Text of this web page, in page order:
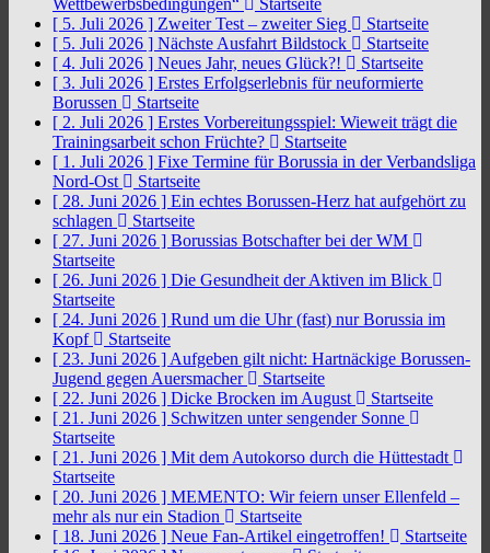
Wettbewerbsbedingungen“
Startseite
[ 5. Juli 2026 ] Zweiter Test – zweiter Sieg
Startseite
[ 5. Juli 2026 ] Nächste Ausfahrt Bildstock
Startseite
[ 4. Juli 2026 ] Neues Jahr, neues Glück?!
Startseite
[ 3. Juli 2026 ] Erstes Erfolgserlebnis für neuformierte
Borussen
Startseite
[ 2. Juli 2026 ] Erstes Vorbereitungsspiel: Wieweit trägt die
Trainingsarbeit schon Früchte?
Startseite
[ 1. Juli 2026 ] Fixe Termine für Borussia in der Verbandsliga
Nord-Ost
Startseite
[ 28. Juni 2026 ] Ein echtes Borussen-Herz hat aufgehört zu
schlagen
Startseite
[ 27. Juni 2026 ] Borussias Botschafter bei der WM
Startseite
[ 26. Juni 2026 ] Die Gesundheit der Aktiven im Blick
Startseite
[ 24. Juni 2026 ] Rund um die Uhr (fast) nur Borussia im
Kopf
Startseite
[ 23. Juni 2026 ] Aufgeben gilt nicht: Hartnäckige Borussen-
Jugend gegen Auersmacher
Startseite
[ 22. Juni 2026 ] Dicke Brocken im August
Startseite
[ 21. Juni 2026 ] Schwitzen unter sengender Sonne
Startseite
[ 21. Juni 2026 ] Mit dem Autokorso durch die Hüttestadt
Startseite
[ 20. Juni 2026 ] MEMENTO: Wir feiern unser Ellenfeld –
mehr als nur ein Stadion
Startseite
[ 18. Juni 2026 ] Neue Fan-Artikel eingetroffen!
Startseite